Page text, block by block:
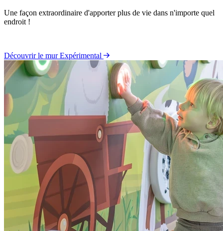
Une façon extraordinaire d'apporter plus de vie dans n'importe quel
endroit !
Découvrir le mur Expérimental